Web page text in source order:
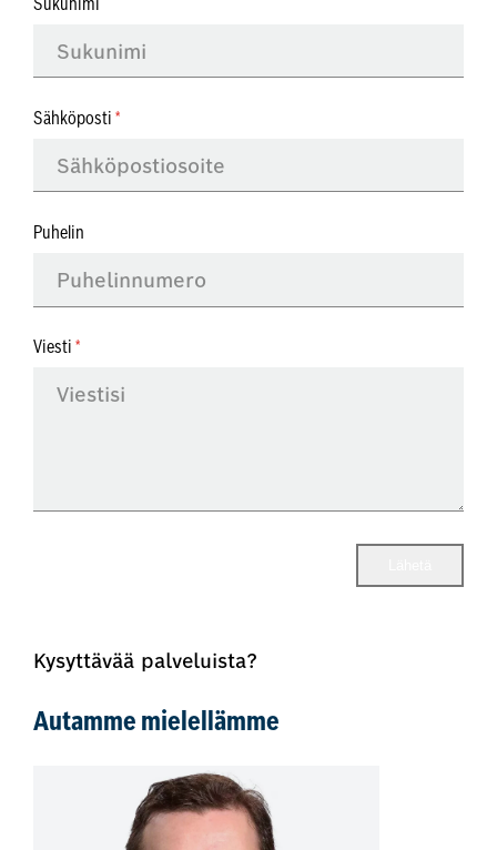
Sukunimi
Sähköposti
Puhelin
Viesti
Kysyttävää palveluista?
Autamme mielellämme